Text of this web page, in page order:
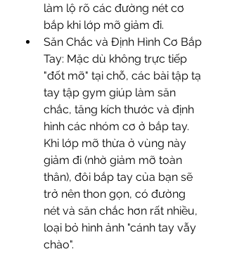
làm lộ rõ các đường nét cơ
bắp khi lớp mỡ giảm đi.
Săn Chắc và Định Hình Cơ Bắp
Tay: Mặc dù không trực tiếp
"đốt mỡ" tại chỗ, các bài tập tạ
tay tập gym giúp làm săn
chắc, tăng kích thước và định
hình các nhóm cơ ở bắp tay.
Khi lớp mỡ thừa ở vùng này
giảm đi (nhờ giảm mỡ toàn
thân), đôi bắp tay của bạn sẽ
trở nên thon gọn, có đường
nét và săn chắc hơn rất nhiều,
loại bỏ hình ảnh "cánh tay vẫy
chào".